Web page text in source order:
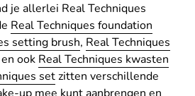
je allerlei Real Techniques
Real Techniques foundation
setting brush, Real Techniques
en ook Real Techniques kwasten
setzitten verschillende